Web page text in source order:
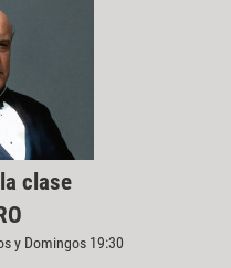
clase
y Domingos 19:30